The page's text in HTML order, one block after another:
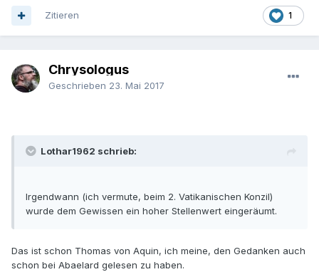
1
Zitieren
Chrysologus
Geschrieben 23. Mai 2017
Lothar1962 schrieb:
Irgendwann (ich vermute, beim 2. Vatikanischen Konzil)
wurde dem Gewissen ein hoher Stellenwert eingeräumt.
Das ist schon Thomas von Aquin, ich meine, den Gedanken auch
schon bei Abaelard gelesen zu haben.